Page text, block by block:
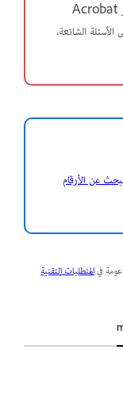
في 30 نوفمبر 2025، أوقفت Adobe الدعم للإصدار Acrobat
الشائعة،
عن الأرقام
المتطلبات التقنية